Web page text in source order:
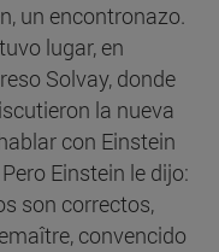
un encontronazo.
lugar, en
Solvay, donde
la nueva
con Einstein
Einstein le dijo:
son correctos,
convencido